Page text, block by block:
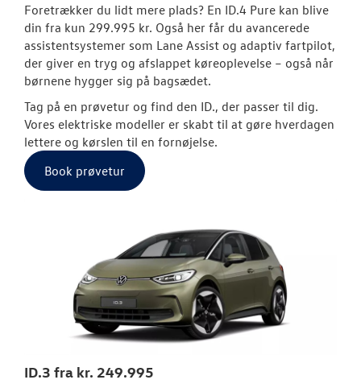
Modeller
ID. Polo
Aktuelle
ID.5
T-Roc
Foretrækker du lidt mere plads? En ID.4 Pure kan blive
din fra kun 299.995 kr. Også her får du avancerede
assistentsystemer som Lane Assist og adaptiv fartpilot,
der giver en tryg og afslappet køreoplevelse – også når
børnene hygger sig på bagsædet.
Tag på en prøvetur og find den ID., der passer til dig.
Vores elektriske modeller er skabt til at gøre hverdagen
lettere og kørslen til en fornøjelse.
Book prøvetur
ID.3 fra kr. 249.995